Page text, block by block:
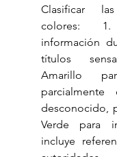
Clasificar
colores:
información
títulos
Amarillo
parcialmente
desconocido,
Verde para
incluye